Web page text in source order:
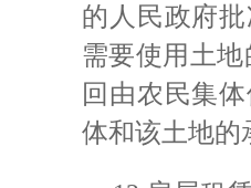
的人民政府
需要使用土
回由农民集
体和该土地的